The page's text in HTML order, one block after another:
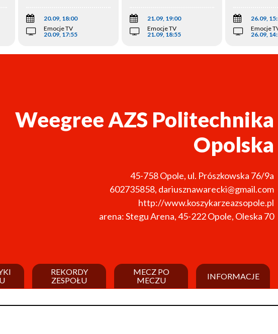
20.09, 18:00
Emocje TV
20.09, 17:55
21.09, 19:00
Emocje TV
21.09, 18:55
26.09,
Emocje
26.09,
Weegree AZS Politechnika
Opolska
45-758Opole, ul. Prószkowska 76/9a
602735858, dariusznawarecki@gmail.com
http://www.koszykarzeazsopole.pl
arena: Stegu Arena, 45-222 Opole, Oleska 70
REKORDY
ZESPOŁU
MECZ PO
MECZU
INFORMACJE